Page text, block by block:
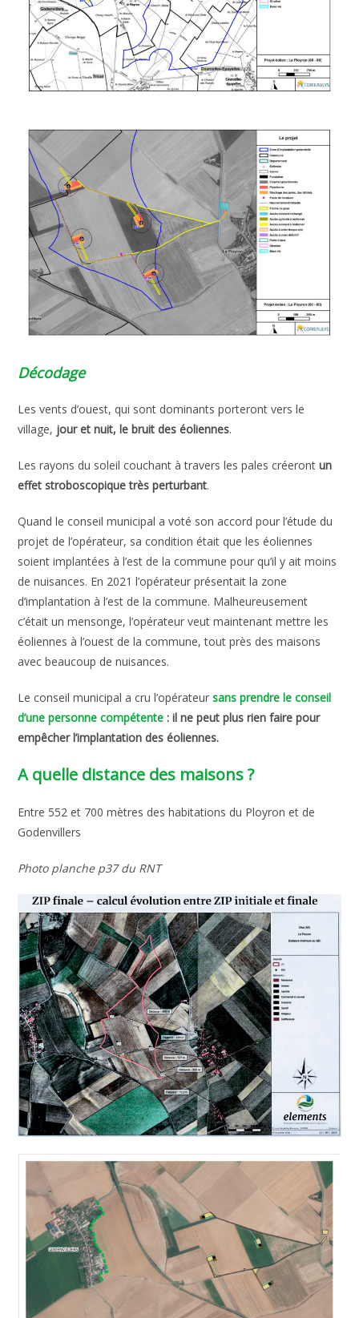
Décodage
Les vents d’ouest, qui sont dominants porteront vers le
village, jour et nuit, le bruit des éoliennes.
Les rayons du soleil couchant à travers les pales créerontun
effet stroboscopique très perturbant.
Quand le conseil municipal a voté son accord pour l’étude du
projet de l’opérateur, sa condition était que les éoliennes
soient implantées à l’est de la commune pour qu’il y ait moins
de nuisances. En 2021 l’opérateur présentait la zone
d’implantation à l’est de la commune. Malheureusement
c’était un mensonge, l’opérateur veut maintenant mettre les
éoliennes à l’ouest de la commune, tout près des maisons
avec beaucoup de nuisances.
Le conseil municipal a cru l’opérateur sans prendre le conseil
d’une personne compétente : il ne peut plus rien faire pour
empêcher l’implantation des éoliennes.
A quelle distance des maisons ?
Entre 552 et 700 mètres des habitations du Ployron et de
Godenvillers
Photo planche p37 du RNT